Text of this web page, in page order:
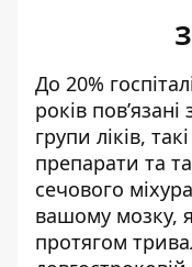
До 20%
років
групи ліків,
препарати та
сечового
вашому мозку,
протягом